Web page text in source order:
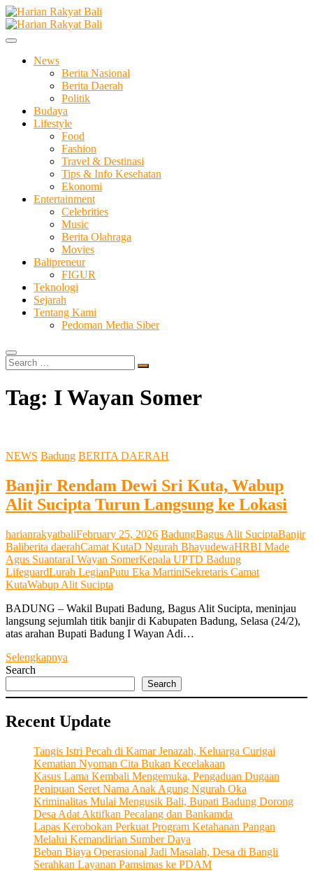
Skip
to
content
Harian Rakyat Bali
Membangun Semangat Kehidupan dan Berbangsa
News
Berita Nasional
Berita Daerah
Politik
Budaya
Lifestyle
Food
Fashion
Travel & Destinasi
Tips & Info Kesehatan
Ekonomi
Entertainment
Celebrities
Music
Berita Olahraga
Movies
Balipreneur
FIGUR
Teknologi
Sejarah
Tentang Kami
Pedoman Media Siber
Search
…
Tag: I Wayan Somer
NEWS Badung BERITA DAERAH
Banjir Rendam Dewi Sri Kuta, Wabup
Alit Sucipta Turun Langsung ke Lokasi
harianrakyatbaliFebruary 25, 2026 BadungBagus Alit SuciptaBanjir
Baliberita daerahCamat KutaD Ngurah BhayudewaHRBI Made
Agus SuantaraI Wayan SomerKepala UPTD Badung
LifeguardLurah LegianPutu Eka MartiniSekretaris Camat
KutaWabup Alit Sucipta
BADUNG – Wakil Bupati Badung, Bagus Alit Sucipta, meninjau
langsung sejumlah titik banjir di Kabupaten Badung, Selasa (24/2),
atas arahan Bupati Badung I Wayan Adi…
Selengkapnya
Sri
Wabup
Alit
Sucipta
Turun
Langsung
ke
Lokasi
Search
Search
Recent Update
Tangis Istri Pecah di Kamar Jenazah, Keluarga Curigai
Kematian Nyoman Cita Bukan Kecelakaan
Kasus Lama Kembali Mengemuka, Pengaduan Dugaan
Penipuan Seret Nama Anak Agung Ngurah Oka
Kriminalitas Mulai Mengusik Bali, Bupati Badung Dorong
Desa Adat Aktifkan Pecalang dan Bankamda
Lapas Kerobokan Perkuat Program Ketahanan Pangan
Melalui Kemandirian Sumber Daya
Beban Biaya Operasional Jadi Masalah, Desa di Bangli
Serahkan Layanan Pamsimas ke PDAM